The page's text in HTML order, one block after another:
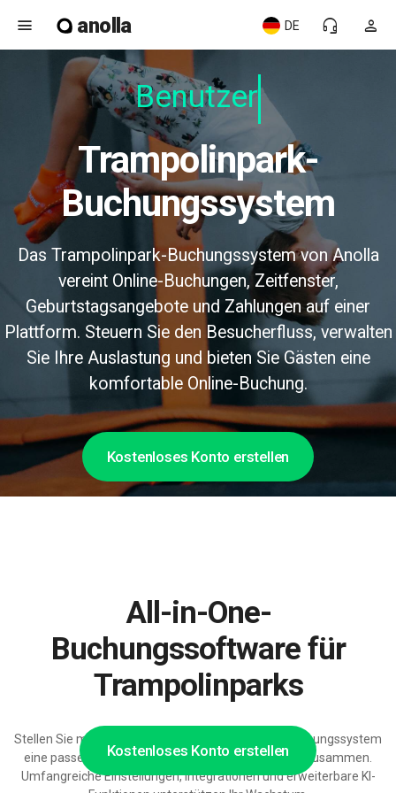
menu anolla person
headset_mic
DE
Benutzerfr
Trampolinpark-
Buchungssystem
Das Trampolinpark-Buchungssystem von Anolla
vereint Online-Buchungen, Zeitfenster,
Geburtstagsangebote und Zahlungen auf einer
Plattform. Steuern Sie den Besucherfluss, verwalten
Sie Ihre Auslastung und bieten Sie Gästen eine
komfortable Online-Buchung.
Kostenloses Konto erstellen
Kostenloses Konto erstellen
All-in-One-
Buchungssoftware für
Trampolinparks
Stellen Sie mit einem modularen Trampolinpark-Buchungssystem
eine passende Buchungs- und Verwaltungslösung zusammen.
Umfangreiche Einstellungen, Integrationen und erweiterbare KI-